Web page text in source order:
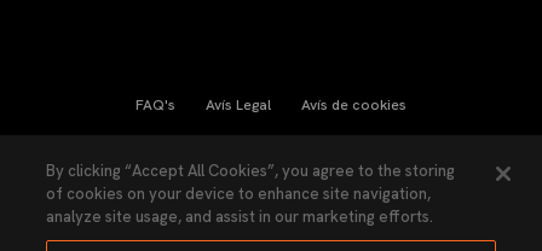
FAQ's Avís Legal Avís de cookies
Llei de Transparència Política de Privacitat
Accessibilitat
By clicking “Accept All Cookies”, you agree to the storing
of cookies on your device to enhance site navigation,
analyze site usage, and assist in our marketing efforts.